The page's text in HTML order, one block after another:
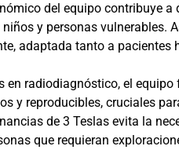
del equipo contribuye
y personas vulnerables.
adaptada tanto a
en radiodiagnóstico, el
y reproducibles, cruciales
de 3 Teslas evita la
que requieran